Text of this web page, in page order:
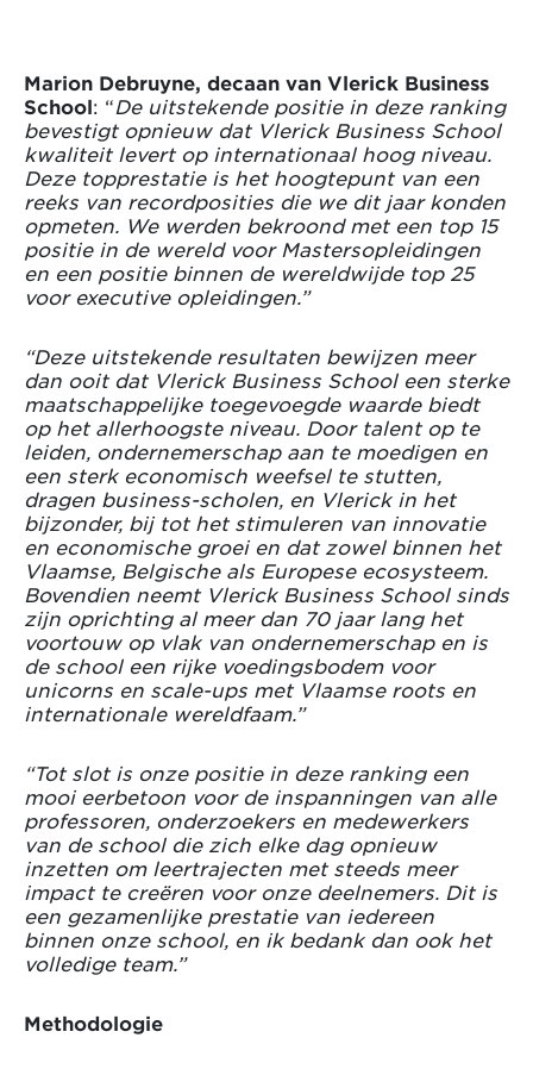
Marion Debruyne, decaan van Vlerick Business
School: “De uitstekende positie in deze ranking
bevestigt opnieuw dat Vlerick Business School
kwaliteit levert op internationaal hoog niveau.
Deze topprestatie is het hoogtepunt van een
reeks van recordposities die we dit jaar konden
opmeten. We werden bekroond met een top 15
positie in de wereld voor Mastersopleidingen
en een positie binnen de wereldwijde top 25
voor executive opleidingen.”
“Deze uitstekende resultaten bewijzen meer
dan ooit dat Vlerick Business School een sterke
maatschappelijke toegevoegde waarde biedt
op het allerhoogste niveau. Door talent op te
leiden, ondernemerschap aan te moedigen en
een sterk economisch weefsel te stutten,
dragen business-scholen, en Vlerick in het
bijzonder, bij tot het stimuleren van innovatie
en economische groei en dat zowel binnen het
Vlaamse, Belgische als Europese ecosysteem.
Bovendien neemt Vlerick Business School sinds
zijn oprichting al meer dan 70 jaar lang het
voortouw op vlak van ondernemerschap en is
de school een rijke voedingsbodem voor
unicorns en scale-ups met Vlaamse roots en
internationale wereldfaam.”
“Tot slot is onze positie in deze ranking een
mooi eerbetoon voor de inspanningen van alle
professoren, onderzoekers en medewerkers
van de school die zich elke dag opnieuw
inzetten om leertrajecten met steeds meer
impact te creëren voor onze deelnemers. Dit is
een gezamenlijke prestatie van iedereen
binnen onze school, en ik bedank dan ook het
volledige team.”
Methodologie